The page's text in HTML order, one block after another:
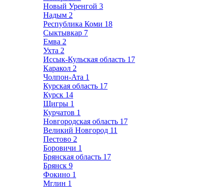
Новый Уренгой 3
Надым 2
Республика Коми 18
Сыктывкар 7
Емва 2
Ухта 2
Иссык-Кульская область 17
Каракол 2
Чолпон-Ата 1
Курская область 17
Курск 14
Щигры 1
Курчатов 1
Новгородская область 17
Великий Новгород 11
Пестово 2
Боровичи 1
Брянская область 17
Брянск 9
Фокино 1
Мглин 1